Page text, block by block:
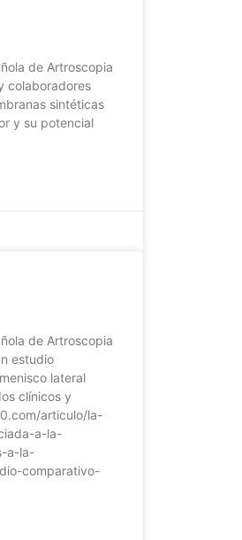
de Artroscopia
colaboradores
sintéticas
y su potencial
de Artroscopia
estudio
lateral
clínicos y
articulo/la-
a-la-
a-la-
comparativo-